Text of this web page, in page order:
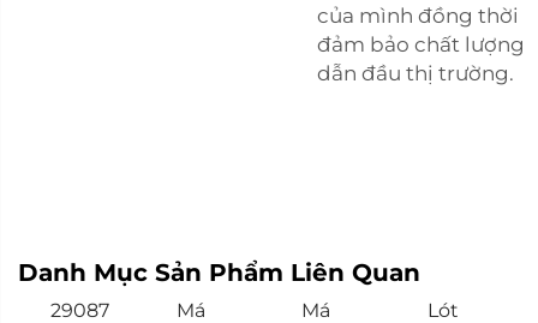
của mình đồng thời
đảm bảo chất lượng
dẫn đầu thị trường.
Danh Mục Sản Phẩm Liên Quan
29087
Má
Má
Lót